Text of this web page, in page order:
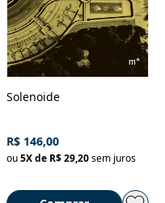
Solenoide
R$ 146,00
ou 5X de R$ 29,20 sem juros